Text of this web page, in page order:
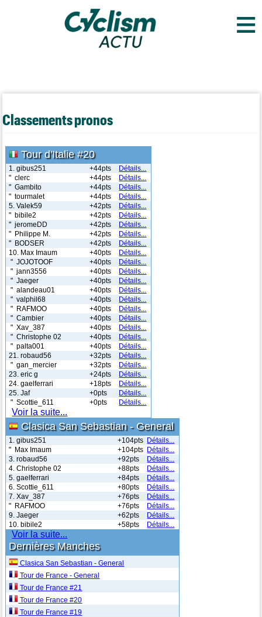
≡
Classements pronos
Tour d'Italie #20
1. gibus251 Détails...
+44pts
" clerc
Détails...
+44pts
" Gambito
Détails...
+44pts
" tourmalet
Détails...
+44pts
5. Valek59
Détails...
+42pts
" bibile2
Détails...
+42pts
" jeromeDD
Détails...
+42pts
" Philippe M.
Détails...
+42pts
" BODSER
Détails...
+42pts
10. Max Imaum
Détails...
+40pts
" JOJOTOOF
Détails...
+40pts
" jann3556
Détails...
+40pts
" Jaeger
Détails...
+40pts
" alandeau01
Détails...
+40pts
" valphil68
Détails...
+40pts
" RAFMOO
Détails...
+40pts
" Cambier
Détails...
+40pts
" Xav_387
Détails...
+40pts
" Christophe 02
Détails...
+40pts
" palta001
Détails...
+40pts
21. robaud56
Détails...
+32pts
" gan_mercier
Détails...
+32pts
23. eric g
Détails...
+24pts
24. gaelferrari
Détails...
+18pts
25. Jaf
Détails...
+0pts
" Scottie_611
Détails...
+0pts
Voir la suite...
Clasica San Sebastian - General
1. gibus251 Détails...
+104pts
" Max Imaum
Détails...
+104pts
3. robaud56
Détails...
+92pts
4. Christophe 02
Détails...
+88pts
5. gaelferrari
Détails...
+84pts
6. Scottie_611
Détails...
+80pts
7. Xav_387
Détails...
+76pts
" RAFMOO
Détails...
+76pts
9. Jaeger
Détails...
+62pts
10. bibile2
Détails...
+58pts
Voir la suite...
Dernières Manches
Clasica San Sebastian - General
Tour de France - General
Tour de France #21
Tour de France #20
Tour de France #19